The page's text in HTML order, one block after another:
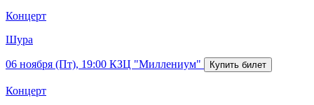
Концерт
Шура
06 ноября (Пт), 19:00 КЗЦ "Миллениум"
Концерт